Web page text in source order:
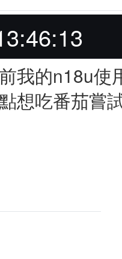
我的n18u使
想吃番茄嘗